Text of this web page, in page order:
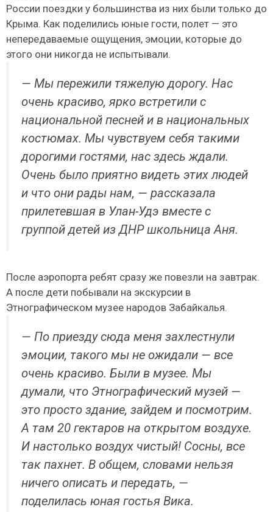
России поездки у большинства из них были только до
Крыма. Как поделились юные гости, полет — это
непередаваемые ощущения, эмоции, которые до
этого они никогда не испытывали.
— Мы пережили тяжелую дорогу. Нас
очень красиво, ярко встретили с
национальной песней и в национальных
костюмах. Мы чувствуем себя такими
дорогими гостями, нас здесь ждали.
Очень было приятно видеть этих людей
и что они рады нам, — рассказала
прилетевшая в Улан-Удэ вместе с
группой детей из ДНР школьница Аня.
После аэропорта ребят сразу же повезли на завтрак.
А после дети побывали на экскурсии в
Этнографическом музее народов Забайкалья.
— По приезду сюда меня захлестнули
эмоции, такого мы не ожидали — все
очень красиво. Были в музее. Мы
думали, что Этнографический музей —
это просто здание, зайдем и посмотрим.
А там 20 гектаров на открытом воздухе.
И настолько воздух чистый! Сосны, все
так пахнет. В общем, словами нельзя
ничего описать и передать, —
поделилась юная гостья Вика.